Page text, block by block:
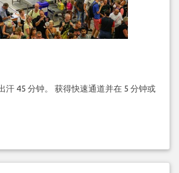
汗 45 分钟。 获得快速通道并在 5 分钟或